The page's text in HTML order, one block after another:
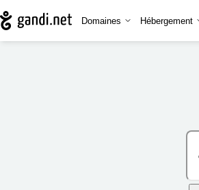
Domaines Hébergement